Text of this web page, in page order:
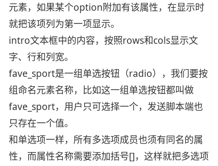
元素，如果某个option附加有该属性，在显示时
就把该项列为第一项显示。
intro文本框中的内容，按照rows和cols显示文
字、行和列宽。
fave_sport是一组单选按钮（radio），我们要按
组命名元素名称，比如这一组单选按钮都叫做
fave_sport，用户只可选择一个，发送脚本端也
只存在一个值。
和单选项一样，所有多选项成员也须有同名的属
性，而属性名称需要添加括号[]，这样就把多选项